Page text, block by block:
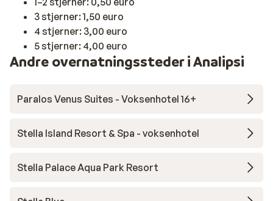
3 stjerner: 1,50 euro
4 stjerner: 3,00 euro
5 stjerner: 4,00 euro
Andre overnatningssteder i Analipsi
Paralos Venus Suites - Voksenhotel 16+
Stella Island Resort & Spa - voksenhotel
Stella Palace Aqua Park Resort